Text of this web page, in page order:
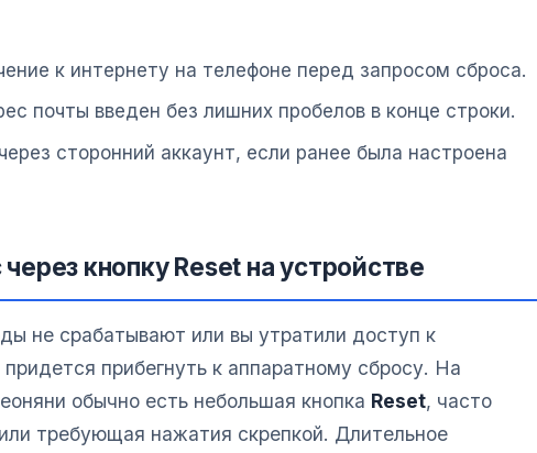
к интернету на телефоне перед запросом сброса.
почты введен без лишних пробелов в конце строки.
сторонний аккаунт, если ранее была настроена
кнопку Reset на устройстве
не срабатывают или вы утратили доступ к
прибегнуть к аппаратному сбросу. На
обычно есть небольшая кнопка Reset, часто
требующая нажатия скрепкой. Длительное